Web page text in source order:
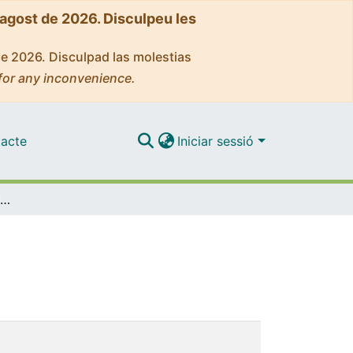
de 2026. Disculpeu les
2026. Disculpad las molestias
any inconvenience.
Iniciar sessió
Evolució tecnològica dels serveis del CRAI